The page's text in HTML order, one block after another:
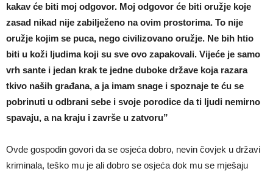
kakav će biti moj odgovor. Moj odgovor će biti oružje koje
zasad nikad nije zabilježeno na ovim prostorima. To nije
oružje kojim se puca, nego civilizovano oružje. Ne bih htio
biti u koži ljudima koji su sve ovo zapakovali. Vijeće je samo
vrh sante i jedan krak te jedne duboke države koja razara
tkivo naših građana, a ja imam snage i spoznaje te ću se
pobrinuti u odbrani sebe i svoje porodice da ti ljudi nemirno
spavaju, a na kraju i završe u zatvoru”
Ovde gospodin govori da se osjeća dobro, nevin čovjek u državi
kriminala, teško mu je ali dobro se osjeća dok mu se mješaju